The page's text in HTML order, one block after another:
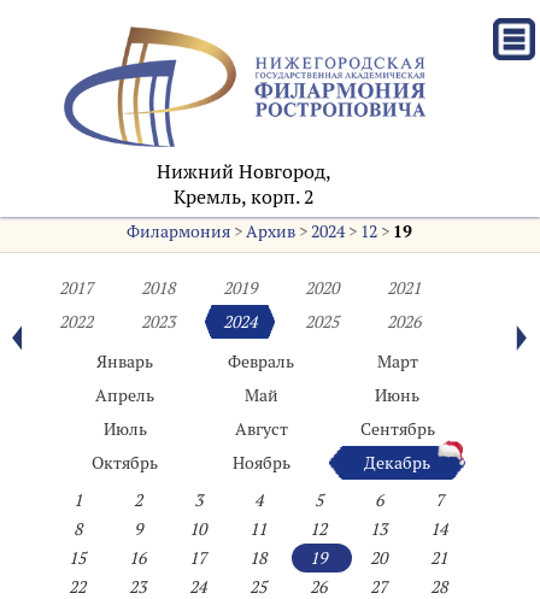
Нижний Новгород,
Кремль, корп. 2
Филармония >Архив >2024> 12 > 19
2017 2018 2019 2020
2021
2022
2023 2024 2025
2026
Январь
Февраль
Март
Апрель
Май
Июнь
Июль
Август
Сентябрь
Октябрь
Ноябрь
Декабрь
1
2 3 4 5 6
7
8
9 10 11 12 13
14
15
16 17 18 19 20
21
22
23 24 25 26 27
28